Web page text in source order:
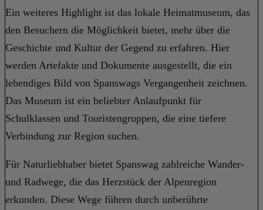
Ein weiteres Highlight ist das lokale Heimatmuseum, das
den Besuchern die Möglichkeit bietet, mehr über die
Geschichte und Kultur der Gegend zu erfahren. Hier
werden Artefakte und Dokumente ausgestellt, die ein
lebendiges Bild von Spanswags Vergangenheit zeichnen.
Das Museum ist ein beliebter Anlaufpunkt für
Schulklassen und Touristengruppen, die eine tiefere
Verbindung zur Region suchen.
Für Naturliebhaber bietet Spanswag zahlreiche Wander-
und Radwege, die das Herzstück der Alpenregion
erkunden. Diese Wege führen durch unberührte